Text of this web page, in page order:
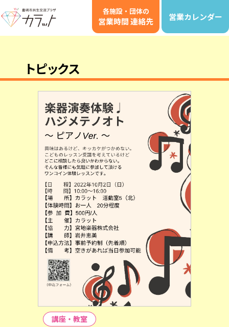
各施設・団体の
営業時間 連絡先 営業カレンダー
トピックス
講座・教室